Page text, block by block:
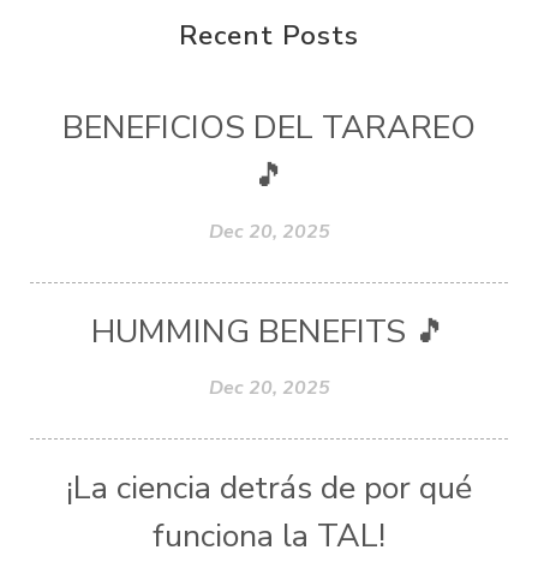
Recent Posts
BENEFICIOS DEL TARAREO
🎵
Dec 20, 2025
HUMMING BENEFITS 🎵
Dec 20, 2025
¡La ciencia detrás de por qué
funciona la TAL!